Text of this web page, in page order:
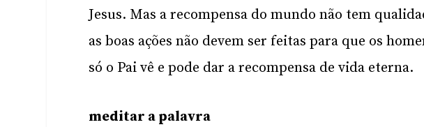
Jesus. Mas a recompensa do mundo não tem
as boas ações não devem ser feitas para que os
só o Pai vê e pode dar a recompensa de vida eterna.
meditar a palavra